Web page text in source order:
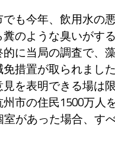
も今年、飲用水の
のような臭いがす
的に当局の調査で、
措置が取られまし
を表明できる場は
市の住民1500万人
があった場合、す